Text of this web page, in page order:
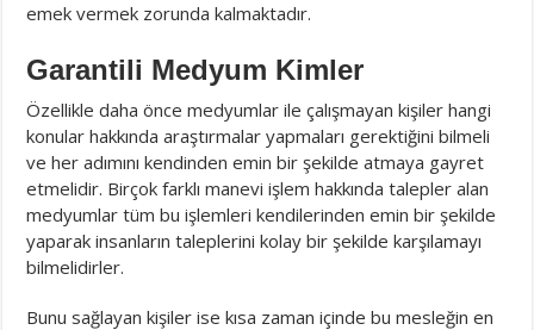
emek vermek zorunda kalmaktadır.
Garantili Medyum Kimler
Özellikle daha önce medyumlar ile çalışmayan kişiler hangi
konular hakkında araştırmalar yapmaları gerektiğini bilmeli
ve her adımını kendinden emin bir şekilde atmaya gayret
etmelidir. Birçok farklı manevi işlem hakkında talepler alan
medyumlar tüm bu işlemleri kendilerinden emin bir şekilde
yaparak insanların taleplerini kolay bir şekilde karşılamayı
bilmelidirler.
Bunu sağlayan kişiler ise kısa zaman içinde bu mesleğin en